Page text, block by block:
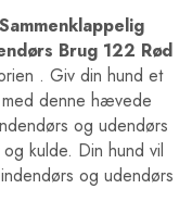
Sammenklappelig
Brug 122 Rød
. Giv din hund et
denne hævede
og udendørs
kulde. Din hund vil
og udendørs